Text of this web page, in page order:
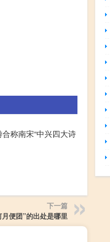
称南宋“中兴四大诗
下一篇
月便团”的出处是哪里